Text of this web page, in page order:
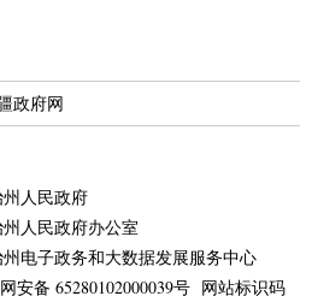
政府网
人民政府
人民政府办公室
电子政务和大数据发展服务中心
安备 65280102000039号 网站标识码